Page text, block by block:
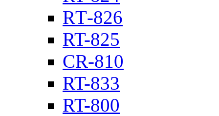
RТ-826
RT-825
CR-810
RT-833
RT-800